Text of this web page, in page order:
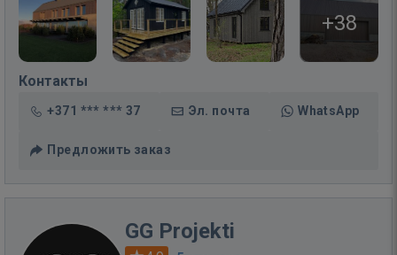
+38
Контакты
+371 *** *** 37 Эл. почта WhatsApp
Предложить заказ
GG Projekti